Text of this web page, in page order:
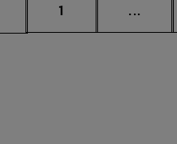
Página
1 ...